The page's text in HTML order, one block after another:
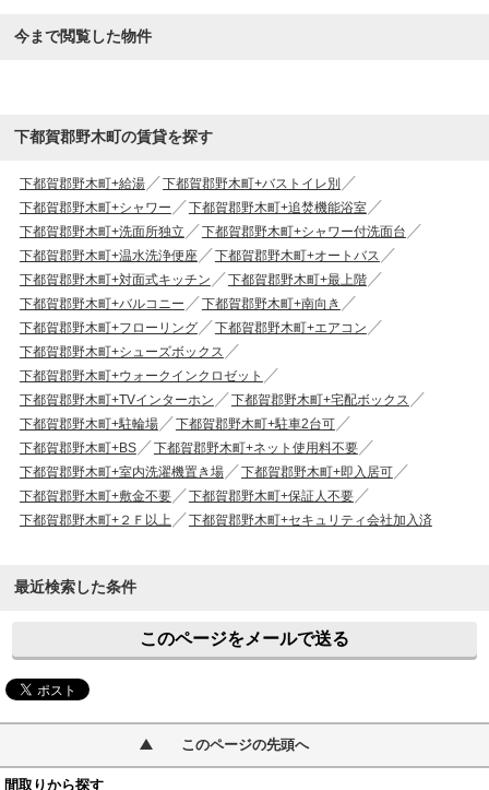
今まで閲覧した物件
下都賀郡野木町の賃貸を探す
下都賀郡野木町+給湯
下都賀郡野木町+バストイレ別
下都賀郡野木町+シャワー
下都賀郡野木町+追焚機能浴室
下都賀郡野木町+洗面所独立
下都賀郡野木町+シャワー付洗面台
下都賀郡野木町+温水洗浄便座
下都賀郡野木町+オートバス
下都賀郡野木町+対面式キッチン
下都賀郡野木町+最上階
下都賀郡野木町+バルコニー
下都賀郡野木町+南向き
下都賀郡野木町+フローリング
下都賀郡野木町+エアコン
下都賀郡野木町+シューズボックス
下都賀郡野木町+ウォークインクロゼット
下都賀郡野木町+TVインターホン
下都賀郡野木町+宅配ボックス
下都賀郡野木町+駐輪場
下都賀郡野木町+駐車2台可
下都賀郡野木町+BS
下都賀郡野木町+ネット使用料不要
下都賀郡野木町+室内洗濯機置き場
下都賀郡野木町+即入居可
下都賀郡野木町+敷金不要
下都賀郡野木町+保証人不要
下都賀郡野木町+２Ｆ以上
下都賀郡野木町+セキュリティ会社加入済
最近検索した条件
このページをメールで送る
このページの先頭へ
間取りから探す